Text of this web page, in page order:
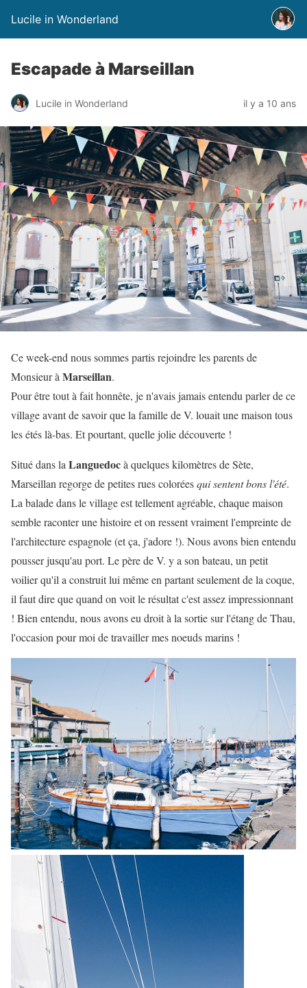
Lucile in Wonderland
Escapade à Marseillan
Lucile in Wonderland il y a 10 ans
Ce week-end nous sommes partis rejoindre les parents de
Monsieur àMarseillan.
Pour être tout à fait honnête, je n'avais jamais entendu parler de ce
village avant de savoir que la famille de V. louait une maison tous
les étés là-bas. Et pourtant, quelle jolie découverte !
Situé dans laLanguedocà quelques kilomètres de Sète,
Marseillan regorge de petites rues coloréesqui sentent bons l'été.
La balade dans le village est tellement agréable, chaque maison
semble raconter une histoire et on ressent vraiment l'empreinte de
l'architecture espagnole (et ça, j'adore !). Nous avons bien entendu
pousser jusqu'au port. Le père de V. y a son bateau, un petit
voilier qu'il a construit lui même en partant seulement de la coque,
il faut dire que quand on voit le résultat c'est assez impressionnant
! Bien entendu, nous avons eu droit à la sortie sur l'étang de Thau,
l'occasion pour moi de travailler mes noeuds marins !